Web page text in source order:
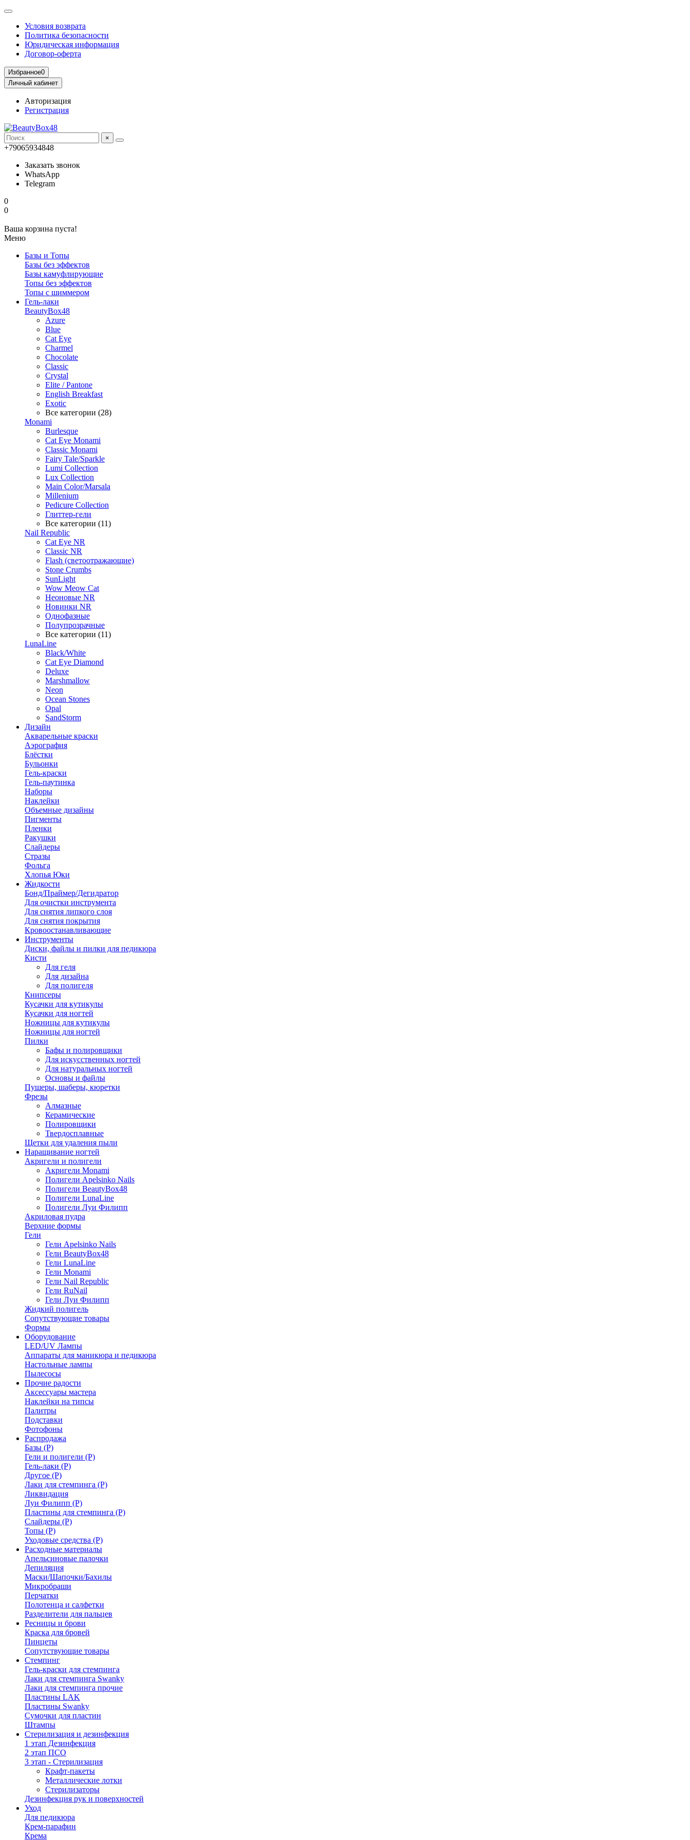
Условия возврата
Политика безопасности
Юридическая информация
Договор-оферта
Избранное0
Личный кабинет
Авторизация
Регистрация
×
+79065934848
Заказать звонок
WhatsApp
Telegram
0
0
Ваша корзина пуста!
Меню
Базы и Топы
Базы без эффектов
Базы камуфлирующие
Топы без эффектов
Топы с шиммером
Гель-лаки
BeautyBox48
Azure
Blue
Cat Eye
Charmel
Chocolate
Classic
Crystal
Elite / Pantone
English Breakfast
Exotic
Все категории (28)
Monami
Burlesque
Cat Eye Monami
Classic Monami
Fairy Tale/Sparkle
Lumi Collection
Lux Collection
Main Color/Marsala
Millenium
Pedicure Collection
Глиттер-гели
Все категории (11)
Nail Republic
Cat Eye NR
Classic NR
Flash (светоотражающие)
Stone Crumbs
SunLight
Wow Meow Cat
Неоновые NR
Новинки NR
Однофазные
Полупрозрачные
Все категории (11)
LunaLine
Black/White
Cat Eye Diamond
Deluxe
Marshmallow
Neon
Ocean Stones
Opal
SandStorm
Дизайн
Акварельные краски
Аэрография
Блёстки
Бульонки
Гель-краски
Гель-паутинка
Наборы
Наклейки
Объемные дизайны
Пигменты
Пленки
Ракушки
Слайдеры
Стразы
Фольга
Хлопья Юки
Жидкости
Бонд/Праймер/Дегидратор
Для очистки инструмента
Для снятия липкого слоя
Для снятия покрытия
Кровоостанавливающие
Инструменты
Диски, файлы и пилки для педикюра
Кисти
Для геля
Для дизайна
Для полигеля
Книпсеры
Кусачки для кутикулы
Кусачки для ногтей
Ножницы для кутикулы
Ножницы для ногтей
Пилки
Бафы и полировщики
Для искусственных ногтей
Для натуральных ногтей
Основы и файлы
Пушеры, шаберы, кюретки
Фрезы
Алмазные
Керамические
Полировщики
Твердосплавные
Щетки для удаления пыли
Наращивание ногтей
Акригели и полигели
Акригели Monami
Полигели Apelsinko Nails
Полигели BeautyBox48
Полигели LunaLine
Полигели Луи Филипп
Акриловая пудра
Верхние формы
Гели
Гели Apelsinko Nails
Гели BeautyBox48
Гели LunaLine
Гели Monami
Гели Nail Republic
Гели RuNail
Гели Луи Филипп
Жидкий полигель
Сопутствующие товары
Формы
Оборудование
LED/UV Лампы
Аппараты для маникюра и педикюра
Настольные лампы
Пылесосы
Прочие радости
Аксессуары мастера
Наклейки на типсы
Палитры
Подставки
Фотофоны
Распродажа
Базы (Р)
Гели и полигели (Р)
Гель-лаки (Р)
Другое (Р)
Лаки для стемпинга (Р)
Ликвидация
Луи Филипп (Р)
Пластины для стемпинга (Р)
Слайдеры (Р)
Топы (Р)
Уходовые средства (Р)
Расходные материалы
Апельсиновые палочки
Депиляция
Маски/Шапочки/Бахилы
Микробраши
Перчатки
Полотенца и салфетки
Разделители для пальцев
Ресницы и брови
Краска для бровей
Пинцеты
Сопутствующие товары
Стемпинг
Гель-краски для стемпинга
Лаки для стемпинга Swanky
Лаки для стемпинга прочие
Пластины LAK
Пластины Swanky
Сумочки для пластин
Штампы
Стерилизация и дезинфекция
1 этап Дезинфекция
2 этап ПСО
3 этап - Стерилизация
Крафт-пакеты
Металлические лотки
Стерилизаторы
Дезинфекция рук и поверхностей
Уход
Для педикюра
Крем-парафин
Крема